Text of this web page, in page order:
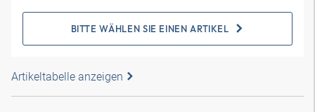
BITTE WÄHLEN SIE EINEN ARTIKEL
Artikeltabelle anzeigen